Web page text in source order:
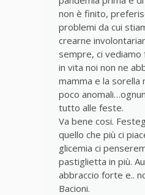
non è finito,
problemi da cui
crearne
sempre, ci
in vita noi non ne
mamma e la
poco
tutto alle feste.
Va bene cosi.
quello che più ci
glicemia ci
pastiglietta in più.
abbraccio forte e..
Bacioni.